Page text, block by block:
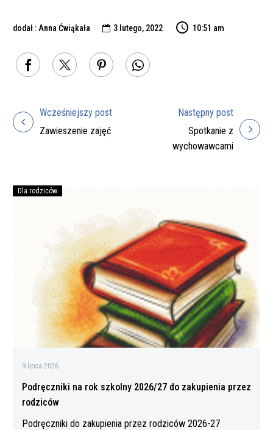
dodał : Anna Ćwiąkała  3 lutego, 2022 10:51 am
Nawigacja
Wcześniejszy post
Zawieszenie zajęć
Następny post
Spotkanie z
wychowawcami
rok
szkolny
do
zakupienia
przez
rodziców
Dla rodziców
9 lipca 2026
Podręczniki na rok szkolny 2026/27 do zakupienia przez
rodziców
Podręczniki do zakupienia przez rodziców 2026-27